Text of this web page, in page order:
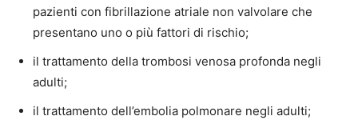
pazienti con fibrillazione atriale non valvolare che
presentano uno o più fattori di rischio;
il trattamento della trombosi venosa profonda negli
adulti;
il trattamento dell’embolia polmonare negli adulti;